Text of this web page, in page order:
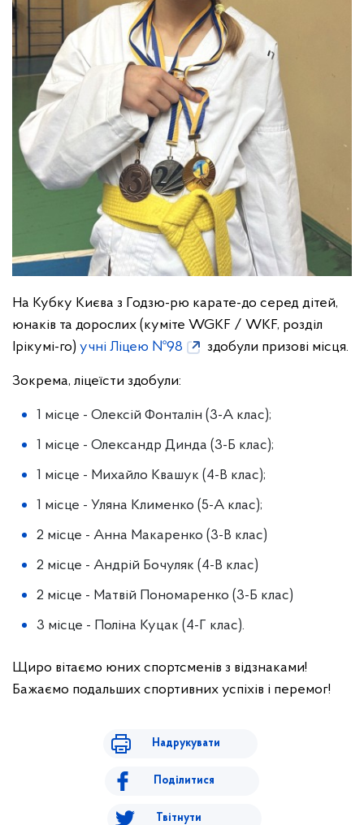
На Кубку Києва з Годзю-рю карате-до серед дітей,
юнаків та дорослих (куміте WGKF / WKF, розділ
Ірікумі-го) учні Ліцею №98 здобули призові місця.
Зокрема, ліцеїсти здобули:
1 місце - Олексій Фонталін (3-А клас);
1 місце - Олександр Динда (3-Б клас);
1 місце - Михайло Квашук (4-В клас);
1 місце - Уляна Клименко (5-А клас);
2 місце - Анна Макаренко (3-В клас)
2 місце - Андрій Бочуляк (4-В клас)
2 місце - Матвій Пономаренко (3-Б клас)
3 місце - Поліна Куцак (4-Г клас).
Щиро вітаємо юних спортсменів з відзнаками!
Бажаємо подальших спортивних успіхів і перемог!
Надрукувати
Поділитися
Твітнути